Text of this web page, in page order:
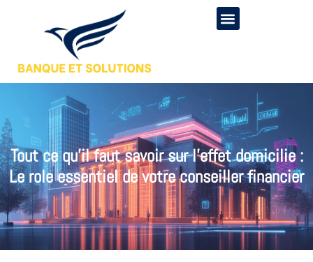
Tout ce qu’il faut savoir sur l’effet domicilie :
Le role essentiel de votre conseiller financier